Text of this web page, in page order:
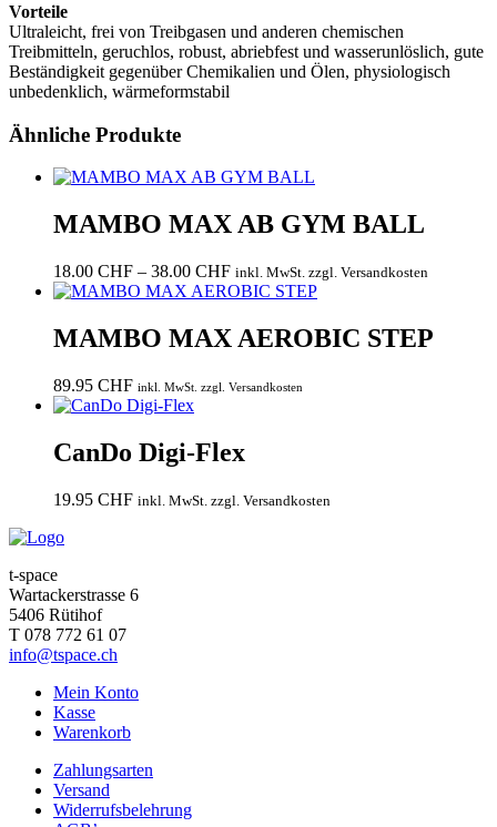
Vorteile
Ultraleicht, frei von Treibgasen und anderen chemischen
Treibmitteln, geruchlos, robust, abriebfest und wasserunlöslich, gute
Beständigkeit gegenüber Chemikalien und Ölen, physiologisch
unbedenklich, wärmeformstabil
Ähnliche Produkte
MAMBO MAX AB GYM BALL
18.00 CHF – 38.00 CHFPreisspanne:
18.00 CHF
38.00 CHF
inkl. MwSt. zzgl. Versandkosten
MAMBO MAX AEROBIC STEP
89.95 CHF inkl. MwSt. zzgl. Versandkosten
CanDo Digi-Flex
19.95 CHF inkl. MwSt. zzgl. Versandkosten
t-space
Wartackerstrasse 6
5406 Rütihof
T 078 772 61 07
info@tspace.ch
Mein Konto
Kasse
Warenkorb
Zahlungsarten
Versand
Widerrufsbelehrung